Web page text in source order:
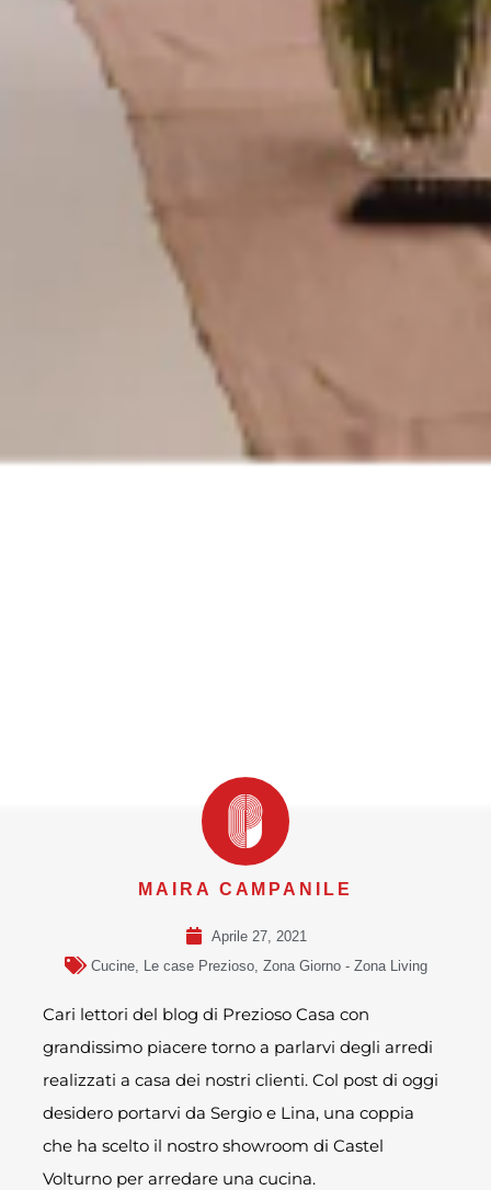
MAIRA CAMPANILE
Aprile 27, 2021
Cucine, Le case Prezioso, Zona Giorno - Zona Living
Cari lettori del blog di Prezioso Casa con
grandissimo piacere torno a parlarvi degli arredi
realizzati a casa dei nostri clienti. Col post di oggi
desidero portarvi da Sergio e Lina, una coppia
che ha scelto il nostro showroom di Castel
Volturno per arredare una cucina.